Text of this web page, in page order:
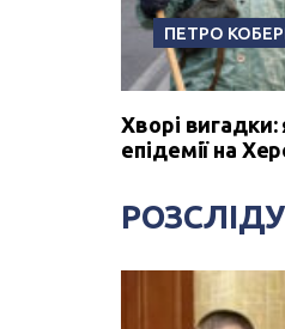
ПЕТРО
Хворі
епідемії на